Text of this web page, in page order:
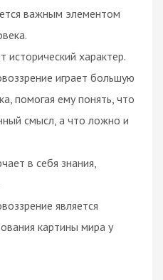
важным элементом
исторический характер.
играет большую
помогая ему понять, что
смысл, а что ложно и
в себя знания,
является
картины мира у